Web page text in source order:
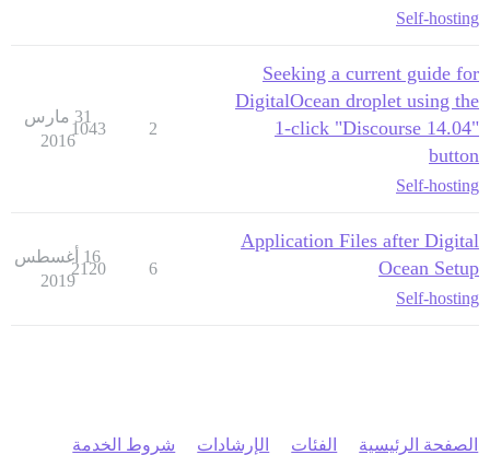
Self-hosting
Seeking a current guide for
DigitalOcean droplet using the
1-click "Discourse 14.04"
button
Self-hosting
2
1043
31 مارس
2016
Application Files after Digital
Ocean Setup
Self-hosting
6
2120
16 أغسطس
2019
الصفحة الرئيسية الفئات الإرشادات شروط الخدمة